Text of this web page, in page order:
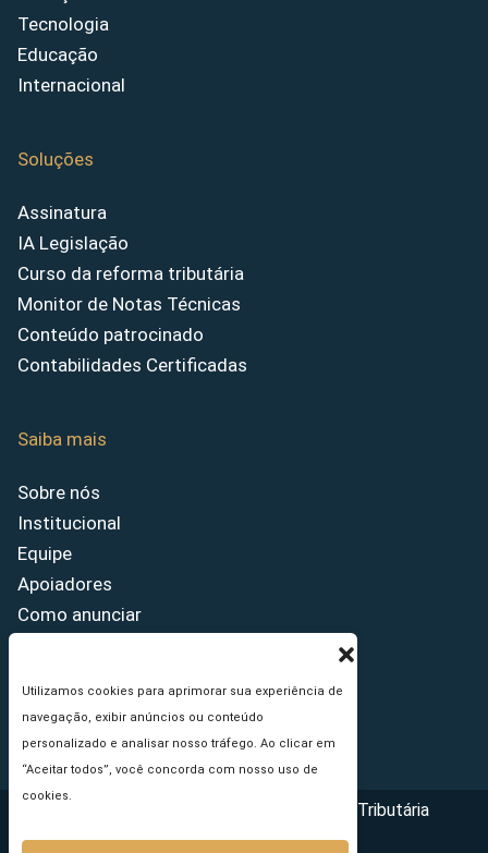
Utilizamos cookies para aprimorar sua experiência de
navegação, exibir anúncios ou conteúdo
personalizado e analisar nosso tráfego. Ao clicar em
“Aceitar todos”, você concorda com nosso uso de
cookies.
Tecnologia
Educação
Internacional
Soluções
Assinatura
IA Legislação
Curso da reforma tributária
Monitor de Notas Técnicas
Conteúdo patrocinado
Contabilidades Certificadas
Saiba mais
Sobre nós
Institucional
Equipe
Apoiadores
Como anunciar
Princípios Editoriais
Copyright © 2026 - Portal da Reforma Tributária